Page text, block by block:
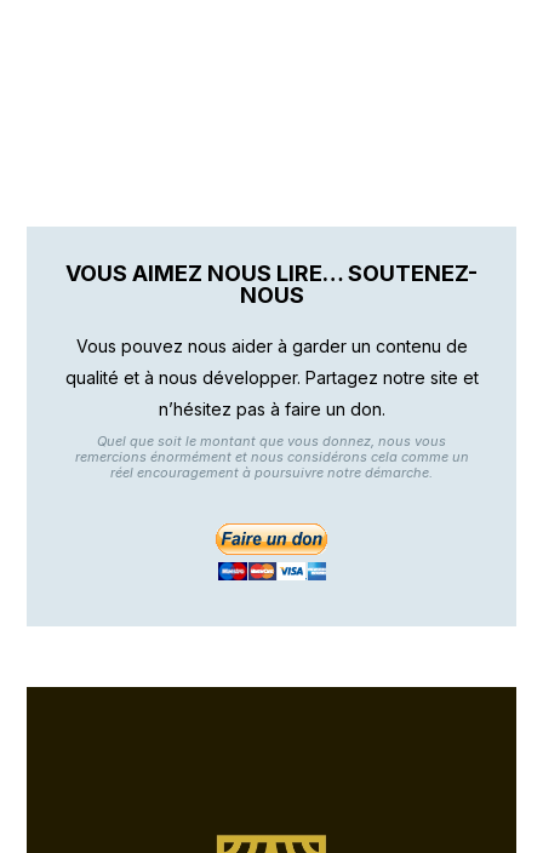
VOUS AIMEZ NOUS LIRE… SOUTENEZ-
NOUS
Vous pouvez nous aider à garder un contenu de
qualité et à nous développer. Partagez notre site et
n’hésitez pas à faire un don.
Quel que soit le montant que vous donnez, nous vous
remercions énormément et nous considérons cela comme un
réel encouragement à poursuivre notre démarche.